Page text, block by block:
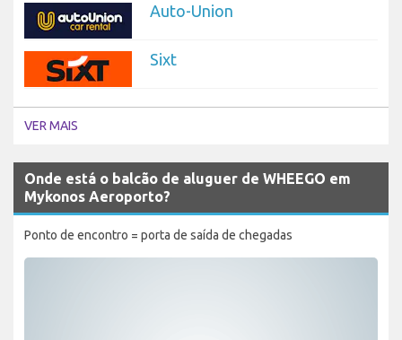
Auto-Union
Sixt
VER MAIS
Onde está o balcão de aluguer de WHEEGO em
Mykonos Aeroporto?
Ponto de encontro = porta de saída de chegadas